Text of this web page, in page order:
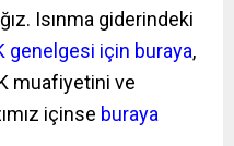
Isınma giderindeki
genelgesi için buraya,
muafiyetini ve
içinse buraya